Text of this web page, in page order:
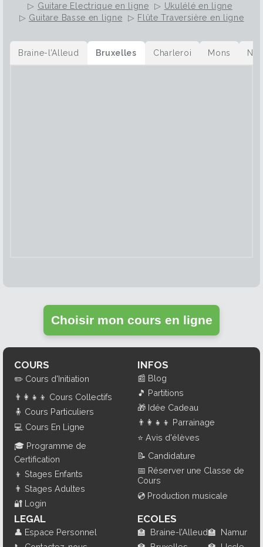
▷ Guitare Electrique en ligne ▷ Ukulélé en ligne
▷ Guitare Basse en ligne ▷ Flûte Traversière en ligne
Braine-l’Alleud Bruxelles Charleroi Mons
Choisir mon cours en ligne
COURS
✏️ Cours d'Initiation
👨‍👩‍👧‍👦 Cours Collectifs
🧍 Cours Particuliers
💻 Cours En Ligne
🎓 Programme de
Certification
👦 Stages Enfants
👨 Stages Adultes
🔐 Login
INFOS
📰 Blog
🎵 Partitions
🎁 Idée Cadeau
👨‍👩‍👧‍👦 Parrainage
⭐ Avis d'élèves
📝 Candidature
📅 Réserver une Classe de
Cours
💿 Production musicale
LEGAL
👤 Espace Personnel
ECOLES
🏫 Braine-l’Alleud🏫 Namur